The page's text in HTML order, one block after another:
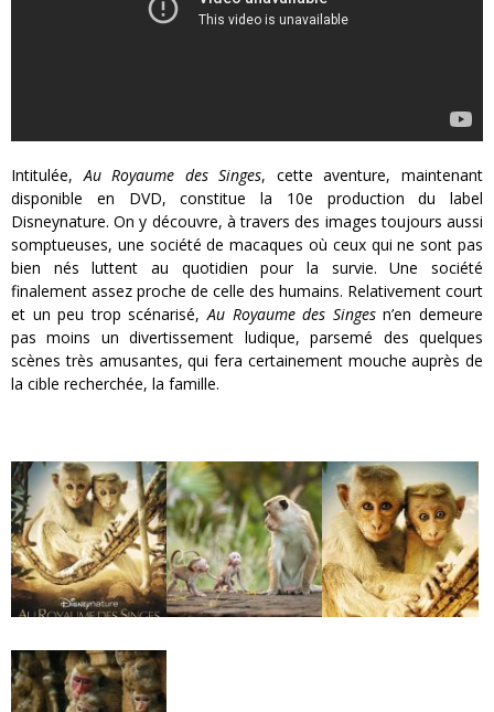
Intitulée, Au Royaume des Singes, cette aventure, maintenant
disponible en DVD, constitue la 10e production du label
Disneynature. On y découvre, à travers des images toujours aussi
somptueuses, une société de macaques où ceux qui ne sont pas
bien nés luttent au quotidien pour la survie. Une société
finalement assez proche de celle des humains. Relativement court
et un peu trop scénarisé, Au Royaume des Singesn’en demeure
pas moins un divertissement ludique, parsemé des quelques
scènes très amusantes, qui fera certainement mouche auprès de
la cible recherchée, la famille.